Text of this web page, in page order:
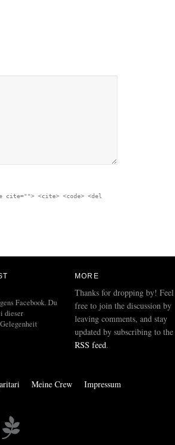
<cite> <code> <del
Facebook. Du
dieser
MORE
Thanks for dropping by! Feel
free to join the discussion by
leaving comments, and stay
updated by subscribing to the
RSS feed.
Meine Crew Impressum